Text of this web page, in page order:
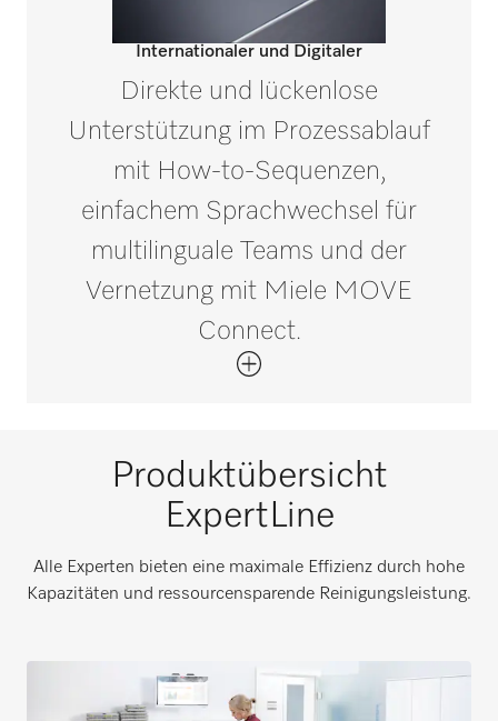
Internationaler und Digitaler
Direkte und lückenlose
Unterstützung im Prozessablauf
mit How-to-Sequenzen,
einfachem Sprachwechsel für
multilinguale Teams und der
Vernetzung mit Miele MOVE
Connect.
Produktübersicht
ExpertLine
Alle Experten bieten eine maximale Effizienz durch hohe
Kapazitäten und ressourcensparende Reinigungsleistung.